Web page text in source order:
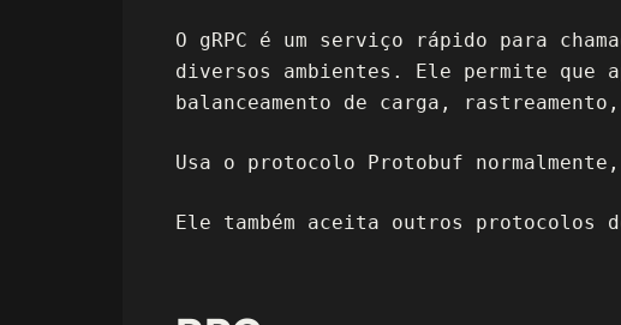
O gRPC é um serviço rápido para
diversos ambientes. Ele permite
balanceamento de carga,
Usa o protocolo Protobuf normalmente,
Ele também aceita outros protocolos de